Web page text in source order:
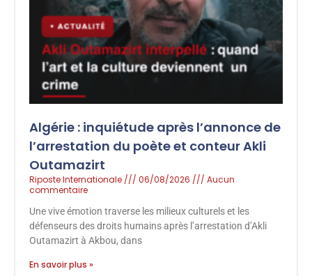
Algérie : inquiétude après l’annonce de
l’arrestation du poète et conteur Akli
Outamazirt
Riposte Internationale 06/08/2026
Aucun
commentaire
Une vive émotion traverse les milieux culturels et les
défenseurs des droits humains après l’arrestation d’Akli
Outamazirt à Akbou, dans
En savoir plus »